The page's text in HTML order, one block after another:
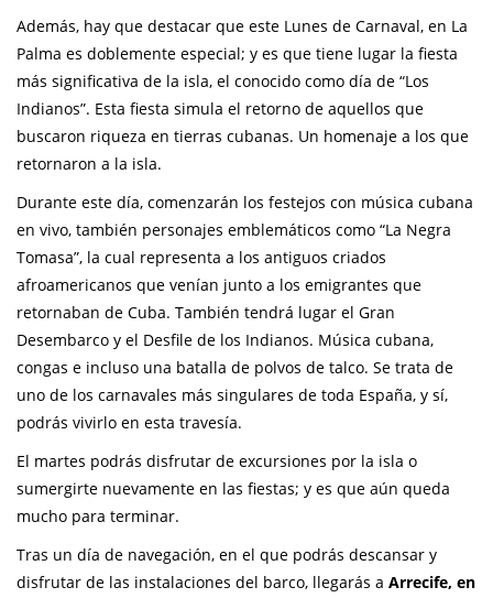
Además, hay que destacar que este Lunes de Carnaval, en La
Palma es doblemente especial; y es que tiene lugar la fiesta
más significativa de la isla, el conocido como día de “Los
Indianos”. Esta fiesta simula el retorno de aquellos que
buscaron riqueza en tierras cubanas. Un homenaje a los que
retornaron a la isla.
Durante este día, comenzarán los festejos con música cubana
en vivo, también personajes emblemáticos como “La Negra
Tomasa”, la cual representa a los antiguos criados
afroamericanos que venían junto a los emigrantes que
retornaban de Cuba. También tendrá lugar el Gran
Desembarco y el Desfile de los Indianos. Música cubana,
congas e incluso una batalla de polvos de talco. Se trata de
uno de los carnavales más singulares de toda España, y sí,
podrás vivirlo en esta travesía.
El martes podrás disfrutar de excursiones por la isla o
sumergirte nuevamente en las fiestas; y es que aún queda
mucho para terminar.
Tras un día de navegación, en el que podrás descansar y
disfrutar de las instalaciones del barco, llegarás a Arrecife, en